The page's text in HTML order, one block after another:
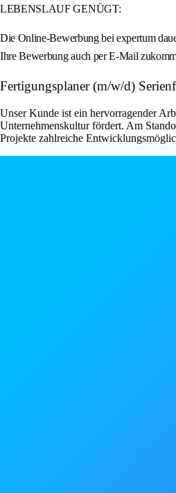
LEBENSLAUF GENÜGT:
Die Online-Bewerbung bei expertum
Ihre Bewerbung auch per E-Mail
Fertigungsplaner (m/w/d)
Unser Kunde ist ein hervorragender
Unternehmenskultur fördert. Am
Projekte zahlreiche